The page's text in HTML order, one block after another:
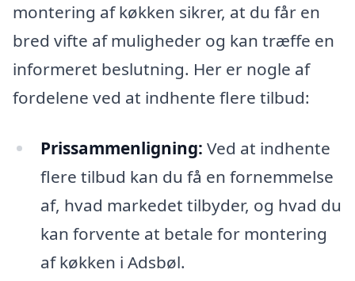
montering af køkken sikrer, at du får en
bred vifte af muligheder og kan træffe en
informeret beslutning. Her er nogle af
fordelene ved at indhente flere tilbud:
Prissammenligning: Ved at indhente
flere tilbud kan du få en fornemmelse
af, hvad markedet tilbyder, og hvad du
kan forvente at betale for montering
af køkken i Adsbøl.